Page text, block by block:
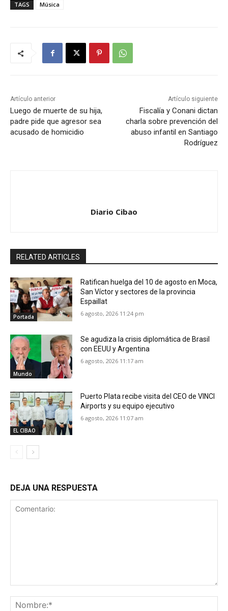
TAGS Música
Artículo anterior
Luego de muerte de su hija,
padre pide que agresor sea
acusado de homicidio
Artículo siguiente
Fiscalía y Conani dictan
charla sobre prevención del
abuso infantil en Santiago
Rodríguez
Diario Cibao
RELATED ARTICLES
Portada
Ratifican huelga del 10 de agosto en Moca,
San Víctor y sectores de la provincia
Espaillat
6 agosto, 2026 11:24 pm
Mundo
Se agudiza la crisis diplomática de Brasil
con EEUU y Argentina
6 agosto, 2026 11:17 am
EL CIBAO
Puerto Plata recibe visita del CEO de VINCI
Airports y su equipo ejecutivo
6 agosto, 2026 11:07 am
DEJA UNA RESPUESTA